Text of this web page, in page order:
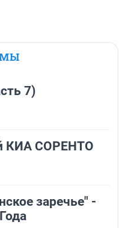
7)
КИА СОРЕНТО
заречье" -